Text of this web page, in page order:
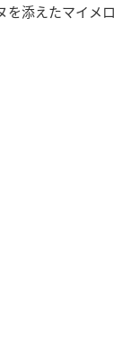
を添えたマイメロ